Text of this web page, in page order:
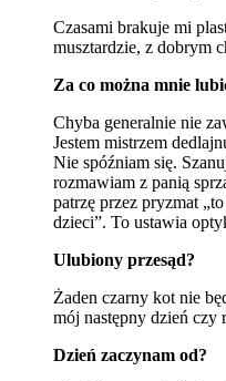
Czasami brakuje mi
musztardzie, z dobrym
Za co można mnie
Chyba generalnie nie
Jestem mistrzem
Nie spóźniam się.
rozmawiam z panią
patrzę przez pryzmat
dzieci”. To ustawia
Ulubiony przesąd?
Żaden czarny kot nie
mój następny dzień czy
Dzień zaczynam od?